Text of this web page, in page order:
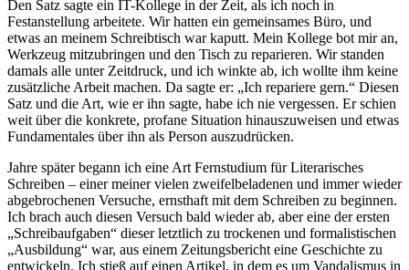
Den Satz sagte ein IT-Kollege in der Zeit, als ich noch in
Festanstellung arbeitete. Wir hatten ein gemeinsames Büro, und
etwas an meinem Schreibtisch war kaputt. Mein Kollege bot mir an,
Werkzeug mitzubringen und den Tisch zu reparieren. Wir standen
damals alle unter Zeitdruck, und ich winkte ab, ich wollte ihm keine
zusätzliche Arbeit machen. Da sagte er: „Ich repariere gern.“ Diesen
Satz und die Art, wie er ihn sagte, habe ich nie vergessen. Er schien
weit über die konkrete, profane Situation hinauszuweisen und etwas
Fundamentales über ihn als Person auszudrücken.
Jahre später begann ich eine Art Fernstudium für Literarisches
Schreiben – einer meiner vielen zweifelbeladenen und immer wieder
abgebrochenen Versuche, ernsthaft mit dem Schreiben zu beginnen.
Ich brach auch diesen Versuch bald wieder ab, aber eine der ersten
„Schreibaufgaben“ dieser letztlich zu trockenen und formalistischen
„Ausbildung“ war, aus einem Zeitungsbericht eine Geschichte zu
entwickeln. Ich stieß auf einen Artikel, in dem es um Vandalismus in